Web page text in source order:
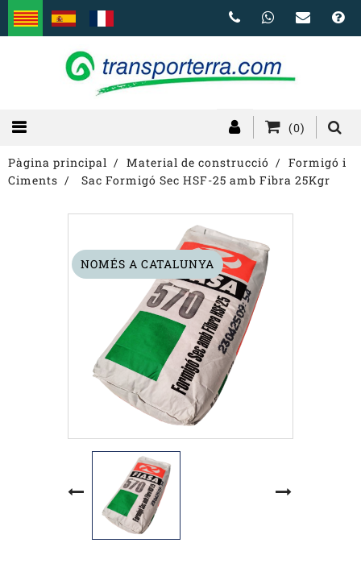
(0)
Pàgina principal Material de construcció
Formigó i
Ciments
Sac Formigó Sec HSF-25 amb Fibra 25Kgr
NOMÉS A CATALUNYA